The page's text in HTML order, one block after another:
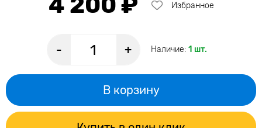
Избранное
- + Наличие: 1 шт.
В корзину